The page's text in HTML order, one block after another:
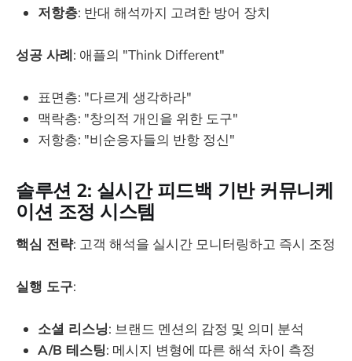
저항층: 반대 해석까지 고려한 방어 장치
성공 사례: 애플의 "Think Different"
표면층: "다르게 생각하라"
맥락층: "창의적 개인을 위한 도구"
저항층: "비순응자들의 반항 정신"
솔루션 2: 실시간 피드백 기반 커뮤니케
이션 조정 시스템
핵심 전략: 고객 해석을 실시간 모니터링하고 즉시 조정
실행 도구:
소셜 리스닝: 브랜드 멘션의 감정 및 의미 분석
A/B 테스팅: 메시지 변형에 따른 해석 차이 측정